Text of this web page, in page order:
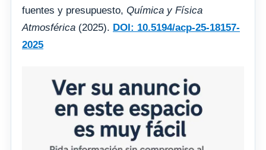
fuentes y presupuesto, Química y Física
Atmosférica (2025). DOI: 10.5194/acp-25-18157-
2025